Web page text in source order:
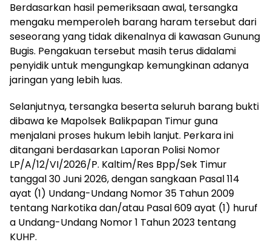
Berdasarkan hasil pemeriksaan awal, tersangka
mengaku memperoleh barang haram tersebut dari
seseorang yang tidak dikenalnya di kawasan Gunung
Bugis. Pengakuan tersebut masih terus didalami
penyidik untuk mengungkap kemungkinan adanya
jaringan yang lebih luas.
Selanjutnya, tersangka beserta seluruh barang bukti
dibawa ke Mapolsek Balikpapan Timur guna
menjalani proses hukum lebih lanjut. Perkara ini
ditangani berdasarkan Laporan Polisi Nomor
LP/A/12/VI/2026/P. Kaltim/Res Bpp/Sek Timur
tanggal 30 Juni 2026, dengan sangkaan Pasal 114
ayat (1) Undang-Undang Nomor 35 Tahun 2009
tentang Narkotika dan/atau Pasal 609 ayat (1) huruf
a Undang-Undang Nomor 1 Tahun 2023 tentang
KUHP.